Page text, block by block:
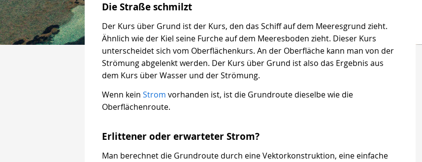
Die Straße schmilzt
Der Kurs über Grund ist der Kurs, den das Schiff auf dem Meeresgrund zieht.
Ähnlich wie der Kiel seine Furche auf dem Meeresboden zieht. Dieser Kurs
unterscheidet sich vom Oberflächenkurs. An der Oberfläche kann man von der
Strömung abgelenkt werden. Der Kurs über Grund ist also das Ergebnis aus
dem Kurs über Wasser und der Strömung.
Wenn kein Strom vorhanden ist, ist die Grundroute dieselbe wie die
Oberflächenroute.
Erlittener oder erwarteter Strom?
Man berechnet die Grundroute durch eine Vektorkonstruktion, eine einfache